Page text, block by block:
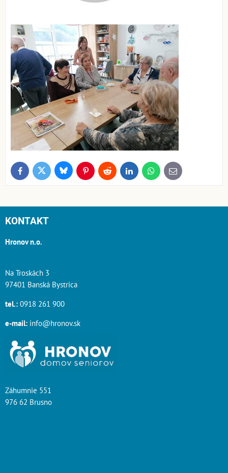
FacebookTwitter BlueskyPinterestReddit LinkedInWhatsApp
E-
mail
KONTAKT
Hronov n.o.
Na Troskách 3
97401 Banská Bystrica
tel.: 0918 261 900
e-mail: info@hronov.sk
Záhumnie 551
976 62 Brusno